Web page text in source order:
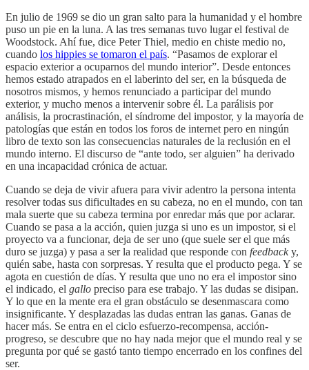
En julio de 1969 se dio un gran salto para la humanidad y el hombre
puso un pie en la luna. A las tres semanas tuvo lugar el festival de
Woodstock. Ahí fue, dice Peter Thiel, medio en chiste medio no,
cuando los hippies se tomaron el país. “Pasamos de explorar el
espacio exterior a ocuparnos del mundo interior”. Desde entonces
hemos estado atrapados en el laberinto del ser, en la búsqueda de
nosotros mismos, y hemos renunciado a participar del mundo
exterior, y mucho menos a intervenir sobre él. La parálisis por
análisis, la procrastinación, el síndrome del impostor, y la mayoría de
patologías que están en todos los foros de internet pero en ningún
libro de texto son las consecuencias naturales de la reclusión en el
mundo interno. El discurso de “ante todo, ser alguien” ha derivado
en una incapacidad crónica de actuar.
Cuando se deja de vivir afuera para vivir adentro la persona intenta
resolver todas sus dificultades en su cabeza, no en el mundo, con tan
mala suerte que su cabeza termina por enredar más que por aclarar.
Cuando se pasa a la acción, quien juzga si uno es un impostor, si el
proyecto va a funcionar, deja de ser uno (que suele ser el que más
duro se juzga) y pasa a ser la realidad que responde con feedbacky,
quién sabe, hasta con sorpresas. Y resulta que el producto pega. Y se
agota en cuestión de días. Y resulta que uno no era el impostor sino
el indicado, el gallo preciso para ese trabajo. Y las dudas se disipan.
Y lo que en la mente era el gran obstáculo se desenmascara como
insignificante. Y desplazadas las dudas entran las ganas. Ganas de
hacer más. Se entra en el ciclo esfuerzo-recompensa, acción-
progreso, se descubre que no hay nada mejor que el mundo real y se
pregunta por qué se gastó tanto tiempo encerrado en los confines del
ser.